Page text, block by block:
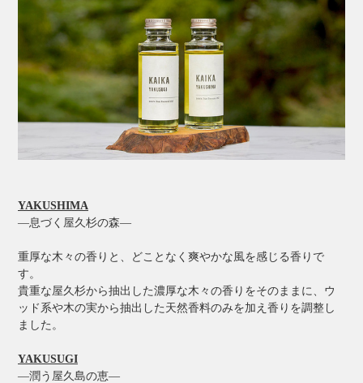
YAKUSHIMA
―息づく屋久杉の森―
重厚な木々の香りと、どことなく爽やかな風を感じる香りで
す。
貴重な屋久杉から抽出した濃厚な木々の香りをそのままに、ウ
ッド系や木の実から抽出した天然香料のみを加え香りを調整し
ました。
YAKUSUGI
―潤う屋久島の恵―